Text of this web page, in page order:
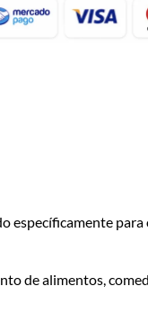
específicamente
de alimentos,